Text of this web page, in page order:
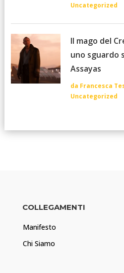
Uncategorized
Il mago del
uno sguardo
Assayas
da Francesca
Uncategorized
COLLEGAMENTI
Manifesto
Chi Siamo